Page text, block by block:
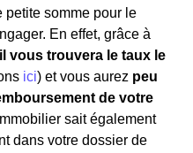
petite somme pour le
En effet, grâce à
il vous trouvera le taux le
ici) et vous aurez peu
de votre
sait également
dans votre dossier de